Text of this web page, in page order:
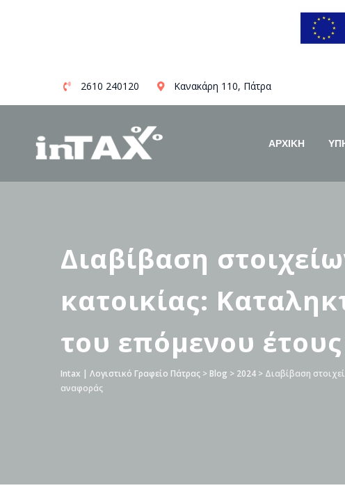
content
2610 240120 Κανακάρη 110, Πάτρα
ΑΡΧΙΚΗ
Διαβίβαση
κατοικίας:
του επόμενου
Intax | Λογιστικό Γραφείο Πάτρας > Blog > 2024 > Διαβίβαση
αναφοράς